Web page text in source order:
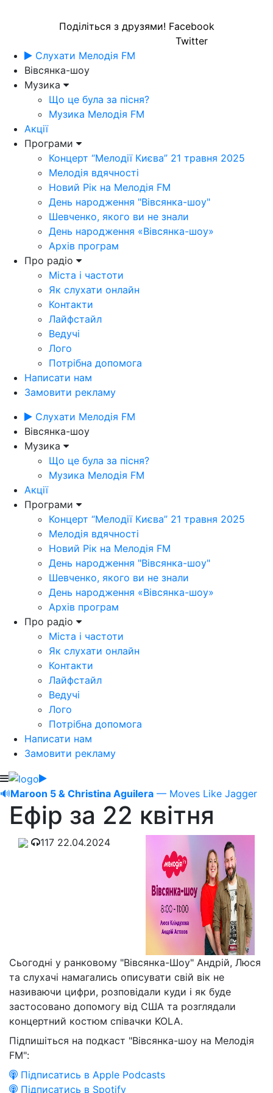
Поділіться з друзями! Facebook
Twitter
Слухати Мелодія FM
Вівсянка-шоу
Музика
Що це була за пісня?
Музика Мелодія FM
Акції
Програми
Концерт “Мелодії Києва” 21 травня 2025
Мелодія вдячності
Новий Рік на Мелодія FM
День народження "Вівсянка-шоу"
Шевченко, якого ви не знали
День народження «Вівсянка-шоу»
Архів програм
Про радіо
Міста і частоти
Як слухати онлайн
Контакти
Лайфстайл
Ведучі
Лого
Потрібна допомога
Написати нам
Замовити рекламу
Слухати Мелодія FM
Вівсянка-шоу
Музика
Що це була за пісня?
Музика Мелодія FM
Акції
Програми
Концерт “Мелодії Києва” 21 травня 2025
Мелодія вдячності
Новий Рік на Мелодія FM
День народження "Вівсянка-шоу"
Шевченко, якого ви не знали
День народження «Вівсянка-шоу»
Архів програм
Про радіо
Міста і частоти
Як слухати онлайн
Контакти
Лайфстайл
Ведучі
Лого
Потрібна допомога
Написати нам
Замовити рекламу
🔊Maroon 5 & Christina Aguilera — Moves Like Jagger
Ефір за 22 квітня
117 22.04.2024
Сьогодні у ранковому "Вівсянка-Шоу" Андрій, Люся
та слухачі намагались описувати свій вік не
називаючи цифри, розповідали куди і як буде
застосовано допомогу від США та розглядали
концертний костюм співачки KOLA.
Підпишіться на подкаст "Вівсянка-шоу на Мелодія
FM":
Підписатись в Apple Podcasts
Підписатись в Spotify